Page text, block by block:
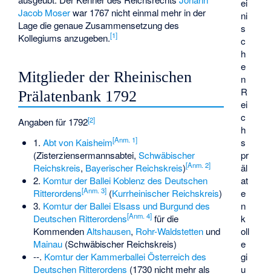
ni
s
c
h
e
n
R
ei
c
h
s
pr
äl
at
e
n
k
oll
e
gi
u
Jacob Moserwar 1767 nicht einmal mehr in der
Lage die genaue Zusammensetzung des
Kollegiums anzugeben.[1]
Mitglieder der Rheinischen
Prälatenbank 1792
Angaben für 1792[2]
1. Abt von Kaisheim[Anm. 1]
(Zisterziensermannsabtei, Schwäbischer
Reichskreis, Bayerischer Reichskreis)[Anm. 2]
2. Komtur der Ballei Koblenz des Deutschen
Ritterordens[Anm. 3](Kurrheinischer Reichskreis)
3. Komtur der Ballei Elsass und Burgund des
Deutschen Ritterordens[Anm. 4]für die
KommendenAltshausen, Rohr-Waldstettenund
Mainau(Schwäbischer Reichskreis)
--. Komtur der Kammerballei Österreich des
Deutschen Ritterordens (1730 nicht mehr als